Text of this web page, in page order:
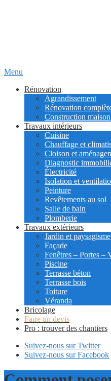
Menu
Rénovation
Agrandissement
Rénovation
Construction maison
Travaux intérieurs
Cuisine
Chauffage et
Cloison et
Diagnostic
Électricité
Isolation et
Peinture
Revêtements au sol
Salle de bain
Plomberie
Travaux extérieurs
Jardin et paysagisme
Façade
Fenêtres – Portes –
Piscine
Terrasse béton
Terrasse bois
Toiture
Véranda
Bricolage
Faire un devis
Pro : trouver des chantiers
Suivez-nous sur Twitter
Suivez-nous sur Facebook